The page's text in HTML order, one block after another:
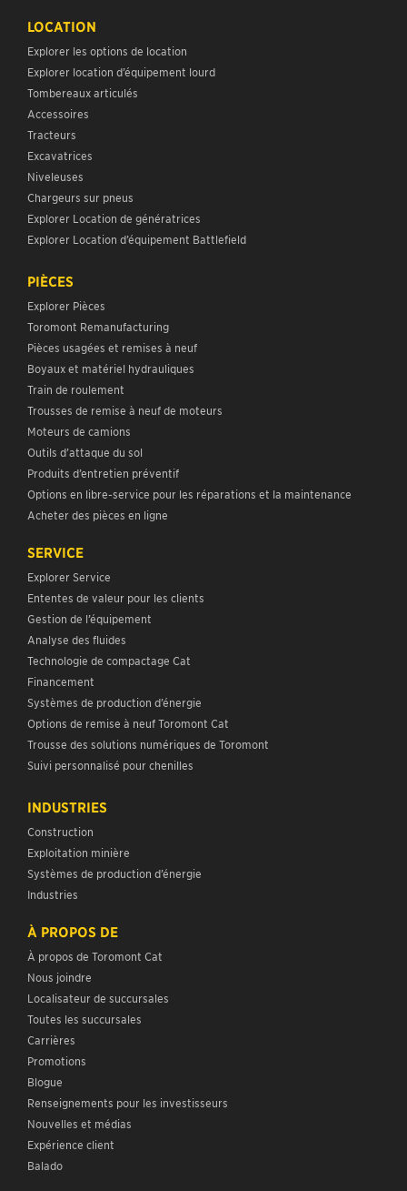
LOCATION
Explorer les options de location
Explorer location d’équipement lourd
Tombereaux articulés
Accessoires
Tracteurs
Excavatrices
Niveleuses
Chargeurs sur pneus
Explorer Location de génératrices
Explorer Location d’équipement Battlefield
PIÈCES
Explorer Pièces
Toromont Remanufacturing
Pièces usagées et remises à neuf
Boyaux et matériel hydrauliques
Train de roulement
Trousses de remise à neuf de moteurs
Moteurs de camions
Outils d’attaque du sol
Produits d’entretien préventif
Options en libre-service pour les réparations et la maintenance
Acheter des pièces en ligne
SERVICE
Explorer Service
Ententes de valeur pour les clients
Gestion de l’équipement
Analyse des fluides
Technologie de compactage Cat
Financement
Systèmes de production d’énergie
Options de remise à neuf Toromont Cat
Trousse des solutions numériques de Toromont
Suivi personnalisé pour chenilles
INDUSTRIES
Construction
Exploitation minière
Systèmes de production d’énergie
Industries
À PROPOS DE
À propos de Toromont Cat
Nous joindre
Localisateur de succursales
Toutes les succursales
Carrières
Promotions
Blogue
Renseignements pour les investisseurs
Nouvelles et médias
Expérience client
Balado